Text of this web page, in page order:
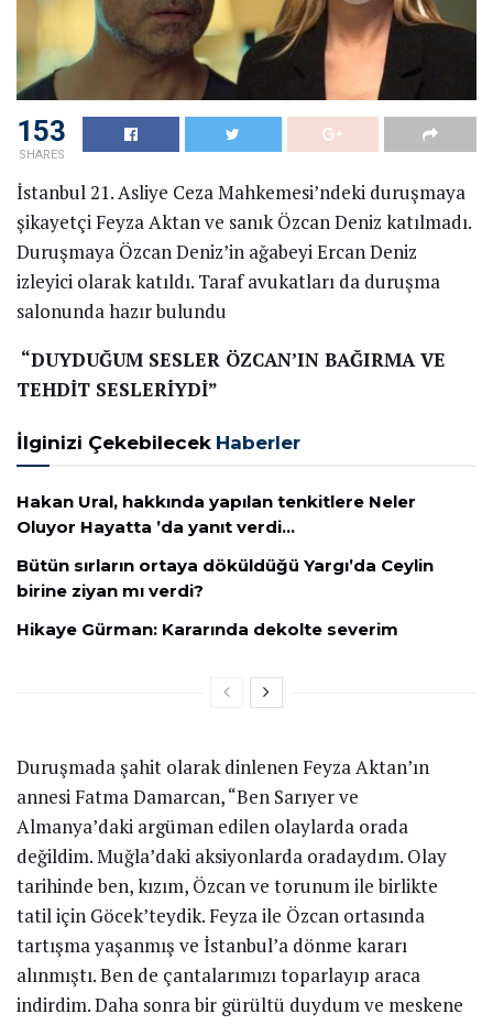
153
SHARES
İstanbul 21. Asliye Ceza Mahkemesi’ndeki duruşmaya
şikayetçi Feyza Aktan ve sanık Özcan Deniz katılmadı.
Duruşmaya Özcan Deniz’in ağabeyi Ercan Deniz
izleyici olarak katıldı. Taraf avukatları da duruşma
salonunda hazır bulundu
“DUYDUĞUM SESLER ÖZCAN’IN BAĞIRMA VE
TEHDİT SESLERİYDİ”
İlginizi Çekebilecek Haberler
Hakan Ural, hakkında yapılan tenkitlere Neler
Oluyor Hayatta ’da yanıt verdi…
Bütün sırların ortaya döküldüğü Yargı’da Ceylin
birine ziyan mı verdi?
Hikaye Gürman: Kararında dekolte severim
Duruşmada şahit olarak dinlenen Feyza Aktan’ın
annesi Fatma Damarcan, “Ben Sarıyer ve
Almanya’daki argüman edilen olaylarda orada
değildim. Muğla’daki aksiyonlarda oradaydım. Olay
tarihinde ben, kızım, Özcan ve torunum ile birlikte
tatil için Göcek’teydik. Feyza ile Özcan ortasında
tartışma yaşanmış ve İstanbul’a dönme kararı
alınmıştı. Ben de çantalarımızı toparlayıp araca
indirdim. Daha sonra bir gürültü duydum ve meskene